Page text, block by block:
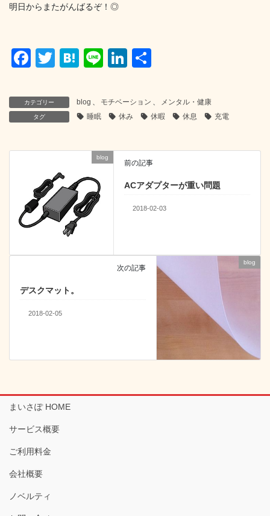
明日からまたがんばるぞ！◎
F
c
e
o
k
T
tt
er
H
e
n
Li
e
Li
k
e
n
カテゴリー blog モチベーション メンタル・健康
タグ 睡眠 休み 休暇 休息 充電
blog
前の記事
ACアダプターが重い問題
2018-02-03
blog
次の記事
デスクマット。
2018-02-05
まいさぽ HOME
サービス概要
ご利用料金
会社概要
ノベルティ